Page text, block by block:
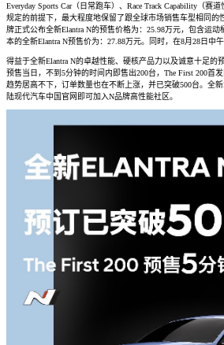
Everyday Sports Car（日常跑车）、Race Track Capability（赛
规定的前提下，最大程度地保留了跟全球市场销售车型相同的
牌正式公布全新Elantra N的预售价格为：25.98万元，包含运动
本的全新Elantra N预售价为：27.88万元。同时，在8月28日中
得益于全新Elantra N的卓越性能、硬核产品力以及诚意十足的
预售当日，不到5分钟的时间内即售出200台，The First 200首
趋势居高不下，订单数量也在不断上涨，并已突破500台。全
陆现代汽车中国官网即可加入N品牌高性能社区。